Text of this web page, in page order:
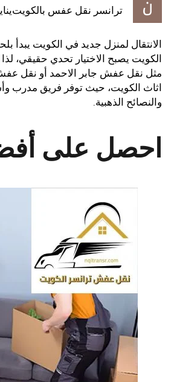
ترانسر نقل عفس بالكويتيناير 18,
الانتقال لمنزل جديد في الكويت
الكويت يصبح الاختيار تحدي
مثل نقل عفش جابر الاحمد أو نقل
اثاث الكويت، حيث توفر فريق مدرب
والنصائح الذهبية.
احصل على